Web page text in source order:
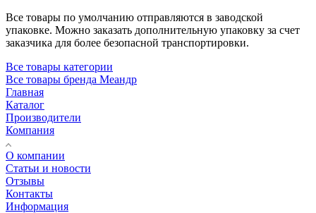
Все товары по умолчанию отправляются в заводской
упаковке. Можно заказать дополнительную упаковку за счет
заказчика для более безопасной транспортировки.
Все товары категории
Все товары бренда Меандр
Главная
Каталог
Производители
Компания
О компании
Статьи и новости
Отзывы
Контакты
Информация